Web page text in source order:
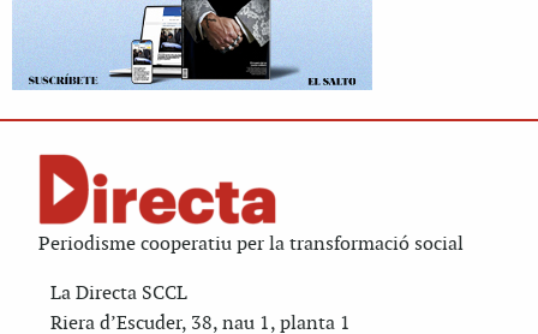
Periodisme cooperatiu per la transformació social
La Directa SCCL
Riera d’Escuder, 38, nau 1, planta 1